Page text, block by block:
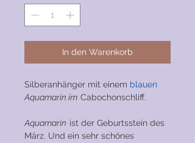
In den Warenkorb
Silberanhänger mit einem blauen
Aquamarin im Cabochonschliff.
Aquamarin ist der Geburtsstein des
März. Und ein sehr schönes